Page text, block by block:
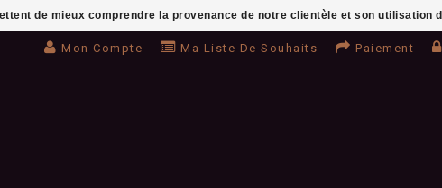
Mon Compte Ma Liste De Souhaits Paiement
de mieux comprendre la provenance de notre clientèle et son